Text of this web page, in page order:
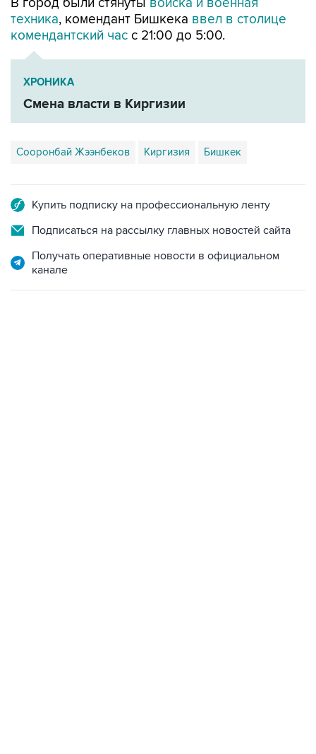
комендантский часс 21:00 до 5:00.
ХРОНИКА
Смена власти в Киргизии
Сооронбай Жээнбеков Киргизия Бишкек
Подписаться на рассылку главных новостей сайта
Получать оперативные новости в официальном